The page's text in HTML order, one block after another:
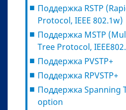
Поддержка RSTP
Protocol, IEEE 802.1w)
Поддержка MSTP
Tree Protocol,
Поддержка PVSTP+
Поддержка RPVSTP+
Поддержка Spanning
option